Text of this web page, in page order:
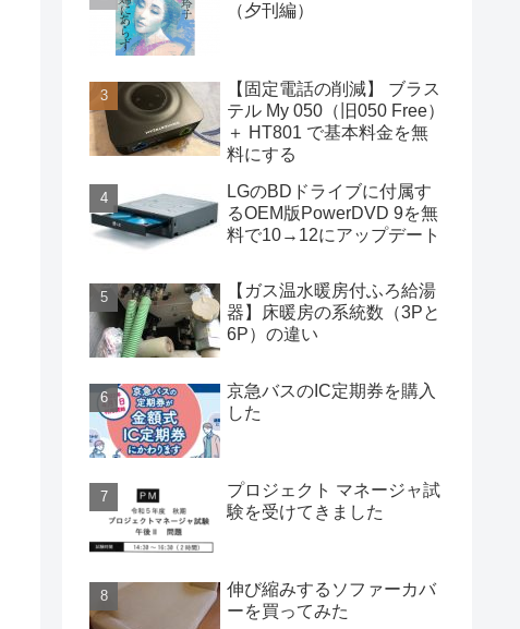
（夕刊編）
【固定電話の削減】 ブラス
テル My 050（旧050 Free）
＋ HT801 で基本料金を無
料にする
LGのBDドライブに付属す
るOEM版PowerDVD 9を無
料で10→12にアップデート
【ガス温水暖房付ふろ給湯
器】床暖房の系統数（3Pと
6P）の違い
京急バスのIC定期券を購入
した
プロジェクト マネージャ試
験を受けてきました
伸び縮みするソファーカバ
ーを買ってみた